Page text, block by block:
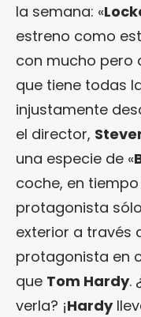
la semana: «
estreno como
con mucho pero
que tiene todas
injustamente
el director,
una especie de «
coche, en
protagonista
exterior a través
protagonista en
que Tom Hardy.
verla? ¡Hardy